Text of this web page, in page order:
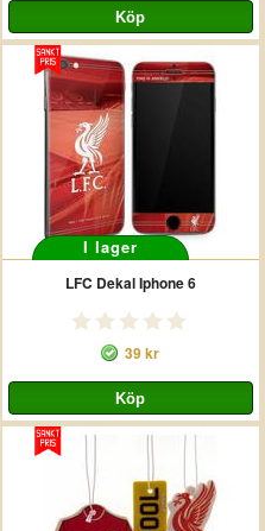
I lager
LFC Dekal Iphone 6
39 kr